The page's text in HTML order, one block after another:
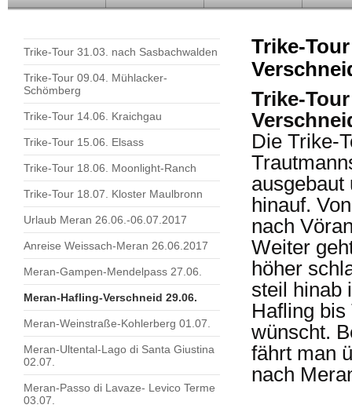
Trike-Tour 31.03. nach Sasbachwalden
Trike-Tour 09.04. Mühlacker-
Schömberg
Trike-Tour 14.06. Kraichgau
Trike-Tour 15.06. Elsass
Trike-Tour 18.06. Moonlight-Ranch
Trike-Tour 18.07. Kloster Maulbronn
Urlaub Meran 26.06.-06.07.2017
Anreise Weissach-Meran 26.06.2017
Meran-Gampen-Mendelpass 27.06.
Meran-Hafling-Verschneid 29.06.
Meran-Weinstraße-Kohlerberg 01.07.
Meran-Ultental-Lago di Santa Giustina
02.07.
Meran-Passo di Lavaze- Levico Terme
03.07.
Trike-
Trike-
Die Trike-
ausgebaut
hinauf.
nach
Weiter
höher
steil hinab
Hafling
wünscht.
fährt man
nach